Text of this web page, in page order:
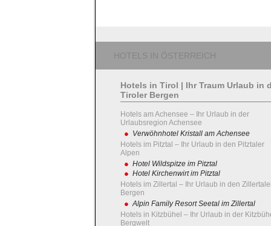
HOTELS IN ÖSTERREICH
Hotels in Tirol | Ihr Traum Urlaub in
Tiroler Bergen
Hotels am Achensee – Ihr Urlaub in der
Urlaubsregion Achensee
Verwöhnhotel Kristall am Achensee
Hotels im Pitztal – Ihr Urlaub in den Pitztaler
Alpen
Hotel Wildspitze im Pitztal
Hotel Kirchenwirt im Pitztal
Hotels im Zillertal – Ihr Urlaub in den
Bergen
Alpin Family Resort Seetal im Zillertal
Hotels in Kitzbühel – Ihr Urlaub in der
Bergwelt